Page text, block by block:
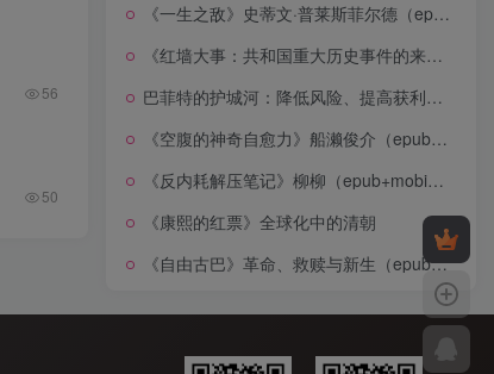
56
50
《一生之敌》史蒂文·普莱斯菲尔德（epub+mobi+azw3+pdf）
《红墙大事：共和国重大历史事件的来龙去脉》（全二册）（pdf）
巴菲特的护城河：降低风险、提高获利的股市真规则(epub+azw3+mobi)
《空腹的神奇自愈力》船濑俊介（epub+mobi+azw3+pdf）
《反内耗解压笔记》柳柳（epub+mobi+azw3+pdf）
《康熙的红票》全球化中的清朝
《自由古巴》革命、救赎与新生（epub+mobi+azw3+pdf）